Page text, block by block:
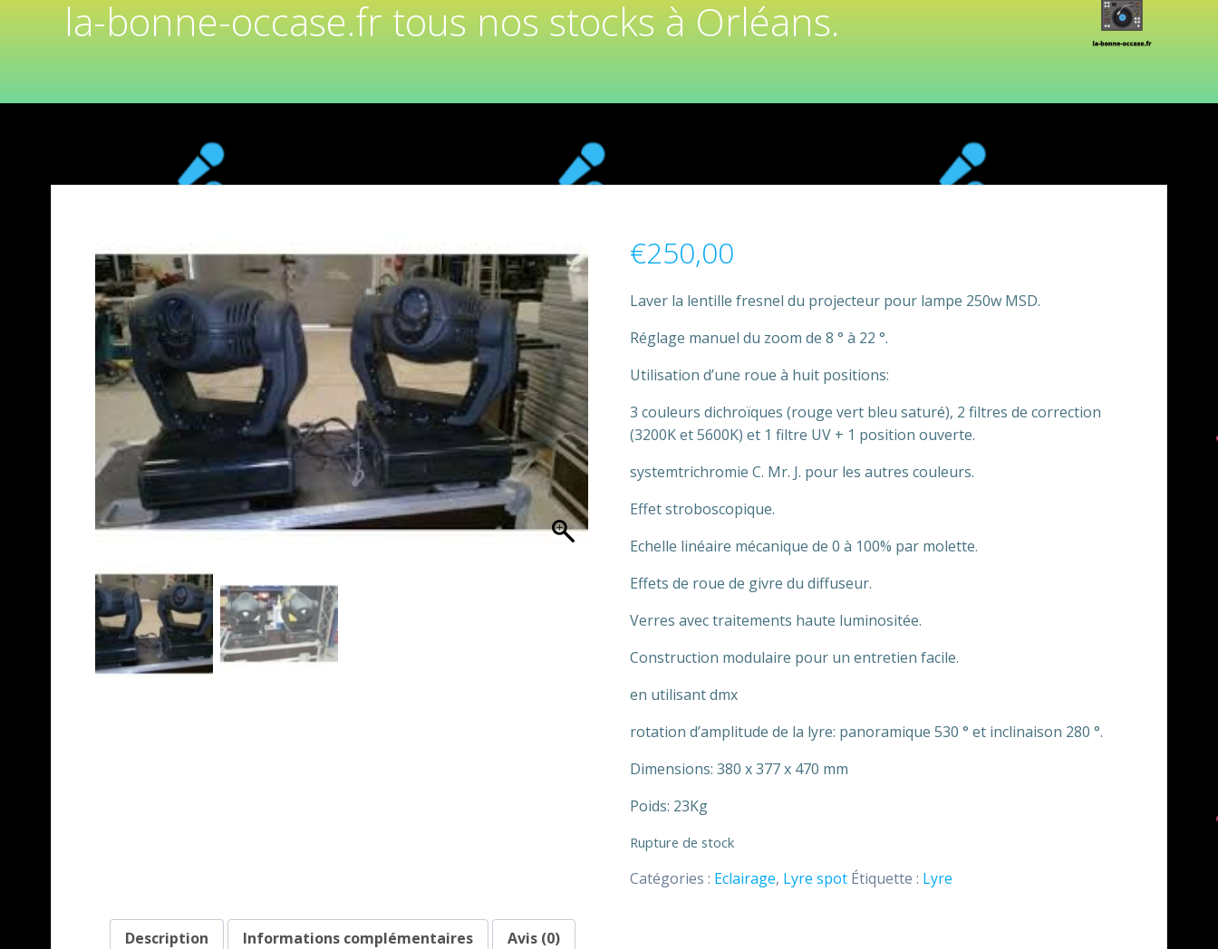
la-bonne-occase.fr tous nos stocks à Orléans.
€250,00
Laver la lentille fresnel du projecteur pour lampe 250w MSD.
Réglage manuel du zoom de 8 ° à 22 °.
Utilisation d’une roue à huit positions:
3 couleurs dichroïques (rouge vert bleu saturé), 2 filtres de correction
(3200K et 5600K) et 1 filtre UV + 1 position ouverte.
systemtrichromie C. Mr. J. pour les autres couleurs.
Effet stroboscopique.
Echelle linéaire mécanique de 0 à 100% par molette.
Effets de roue de givre du diffuseur.
Verres avec traitements haute luminositée.
Construction modulaire pour un entretien facile.
en utilisant dmx
rotation d’amplitude de la lyre: panoramique 530 ° et inclinaison 280 °.
Dimensions: 380 x 377 x 470 mm
Poids: 23Kg
Rupture de stock
Catégories : Eclairage, Lyre spot Étiquette : Lyre
Description Informations complémentaires Avis (0)